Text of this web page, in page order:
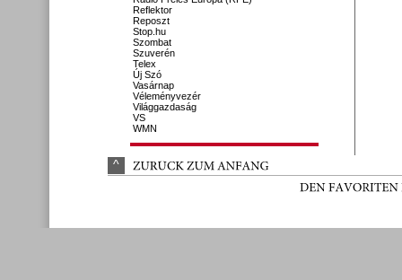
Reflektor
Reposzt
Stop.hu
Szombat
Szuverén
Telex
Új Szó
Vasárnap
Véleményvezér
Világgazdaság
VS
WMN
^ ZURÜCK ZUM ANFANG
DEN FAVORITEN